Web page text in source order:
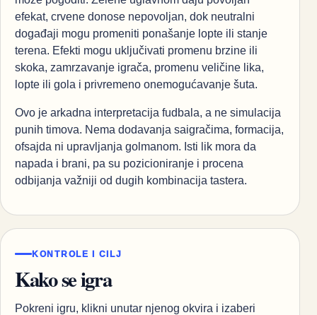
efekat, crvene donose nepovoljan, dok neutralni
događaji mogu promeniti ponašanje lopte ili stanje
terena. Efekti mogu uključivati promenu brzine ili
skoka, zamrzavanje igrača, promenu veličine lika,
lopte ili gola i privremeno onemogućavanje šuta.
Ovo je arkadna interpretacija fudbala, a ne simulacija
punih timova. Nema dodavanja saigračima, formacija,
ofsajda ni upravljanja golmanom. Isti lik mora da
napada i brani, pa su pozicioniranje i procena
odbijanja važniji od dugih kombinacija tastera.
KONTROLE I CILJ
Kako se igra
Pokreni igru, klikni unutar njenog okvira i izaberi